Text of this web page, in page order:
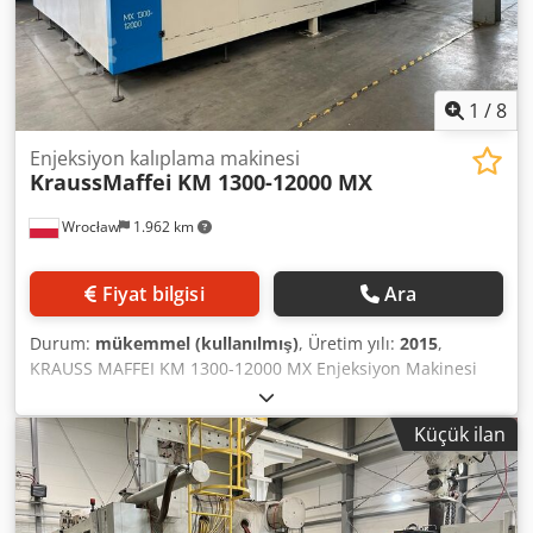
Seviyeleme elemanları EUROMAP 12 arayüzü Sıcaklık
kontrol cihazı için arayüz Büyütülmüş yağ soğutucu 16x
kalıp ısıtıcı Makine ölçüleri UxGxY: 11,6 m x 2,9 m x 2,5 m
Toplam ağırlık: 76500 KG
1 /8
Wrocław 1.962 km
Enjeksiyon kalıplama makinesi
KraussMaffei KM 1300-12000 MX
Fiyat bilgisi Ara
Durum: mükemmel (kullanılmış), Üretim yılı: 2015,
KRAUSS MAFFEI KM 1300-12000 MX Enjeksiyon Makinesi
Üretim Yılı: 2015 Ekipman: Krauss Maffei LRX 350 Lineer
Robot Kapama Ünitesi Kilitleme Kuvveti: 13.000 kN (1300
ton) Hidrolik-mekanik çift plaka kapama sistemi 4 adet
basınçlı yastık Hareketli plaka üzerinde 4 adet ayar ünitesi
Tamamen hidrolik kapama sistemi Teknik Veriler Montaj
Plakası Ölçüleri: 2210 × 1910 mm Kolonlar Arası Boşluk:
Küçük ilan